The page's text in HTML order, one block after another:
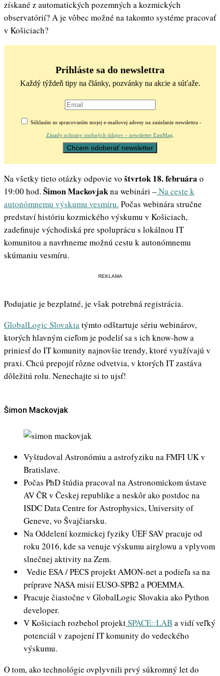
získané z automatických pozemných a kozmických
observatórií? A je vôbec možné na takomto systéme pracovať
v Košiciach?
Prihláste sa do newslettra
Každý týždeň tipy na články, pozvánky na akcie a súťaže.
Súhlasím so spracovaním mojej e-mailovej adresy na zasielanie newslettra -
Zásady ochrany osobných údajov – newsletter EastMag
Na všetky tieto otázky odpovie vo štvrtok 18. februára o
19:00 hod. Šimon Mackovjakna webinári –Na ceste k
autonómnemu výskumu vesmíru. Počas webinára stručne
predstaví históriu kozmického výskumu v Košiciach,
zadefinuje východiská pre spoluprácu s lokálnou IT
komunitou a navrhneme možnú cestu k autonómnemu
skúmaniu vesmíru.
REKLAMA
Podujatie je bezplatné, je však potrebná registrácia.
GlobalLogic Slovakiatýmto odštartuje sériu webinárov,
ktorých hlavným cieľom je podeliť sa s ich know-how a
priniesť do IT komunity najnovšie trendy, ktoré využívajú v
praxi. Chcú prepojiť rôzne odvetvia, v ktorých IT zastáva
dôležitú rolu. Nenechajte si to ujsť!
Šimon Mackovjak
Vyštudoval Astronómiu a astrofyziku na FMFI UK v
Bratislave.
Počas PhD štúdia pracoval na Astronomickom ústave
AV ČR v Českej republike a neskôr ako postdoc na
ISDC Data Centre for Astrophysics, University of
Geneve, vo Švajčiarsku.
Na Oddelení kozmickej fyziky ÚEF SAV pracuje od
roku 2016, kde sa venuje výskumu airglowu a vplyvom
slnečnej aktivity na Zem.
Vedie ESA / PECS projekt AMON-net a podieľa sa na
príprave NASA misií EUSO-SPB2 a POEMMA.
Pracuje čiastočne v GlobalLogic Slovakia ako Python
developer.
V Košiciach rozbehol projektSPACE::LAB a vidí veľký
potenciál v zapojení IT komunity do vedeckého
výskumu.
O tom, ako technológie ovplyvnili prvý súkromný let do